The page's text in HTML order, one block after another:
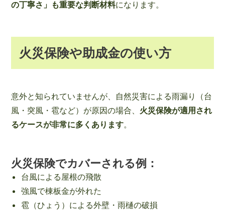
の丁寧さ」も重要な判断材料になります。
火災保険や助成金の使い方
意外と知られていませんが、自然災害による雨漏り（台
風・突風・雹など）が原因の場合、 火災保険が適用され
るケースが非常に多くあります。
火災保険でカバーされる例：
台風による屋根の飛散
強風で棟板金が外れた
雹（ひょう）による外壁・雨樋の破損